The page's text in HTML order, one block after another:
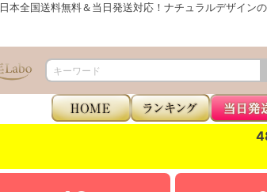
日本全国送料無料＆当日発送対応！ナチュラルデザイン